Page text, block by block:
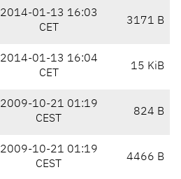
2014-01-13 16:03
CET
3171 B
2014-01-13 16:04
CET
15 KiB
2009-10-21 01:19
CEST
824 B
2009-10-21 01:19
CEST
4466 B